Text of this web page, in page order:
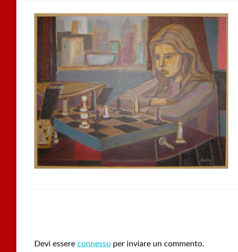
Devi essere connesso per inviare un commento.